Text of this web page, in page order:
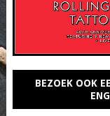
BEZOEK OOK